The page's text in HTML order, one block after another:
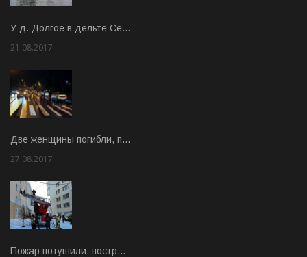
У д. Долгое в дельте Се…
21.08.2017
Две женщины погибли, п…
27.08.2017
Пожар потушили, постр…